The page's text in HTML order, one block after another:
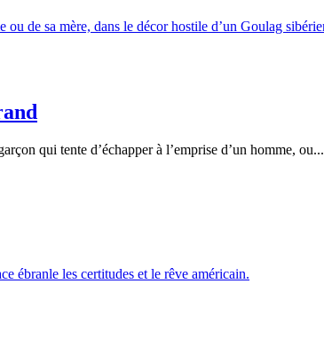
qui tente d’échapper à l’emprise d’un homme, ou...